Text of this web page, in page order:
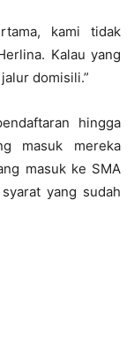
kami tidak
Kalau yang
domisili.”
hingga
masuk mereka
masuk ke SMA
yang sudah